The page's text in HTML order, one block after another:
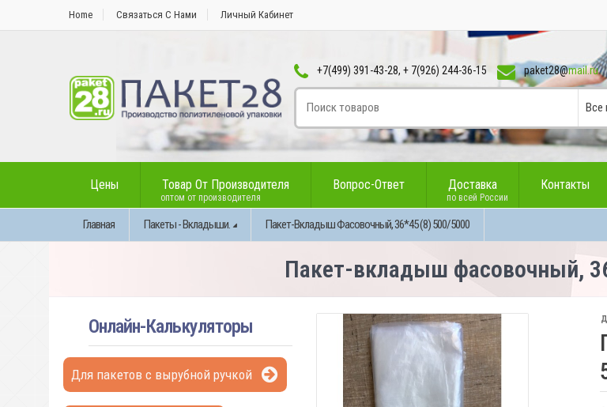
Home Связаться С Нами Личный Кабинет
+7(499) 391-43-28, + 7(926) 244-36-15 paket28@mail.ru
Цены Товар От Производителя
оптом от производителя
Вопрос-Ответ Доставка
по всей России
Контакты
Главная Пакеты - Вкладыши. Пакет-Вкладыш Фасовочный, 36*45 (8) 500/5000
Пакет-вкладыш фасовочный,
Онлайн-Калькуляторы
Для пакетов с вырубной ручкой